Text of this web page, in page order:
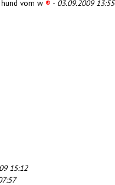
vom w ® - 03.09.2009 13:55
15:12